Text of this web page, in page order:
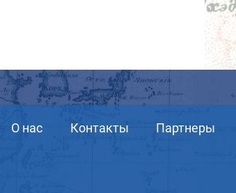
О нас Контакты Партнеры